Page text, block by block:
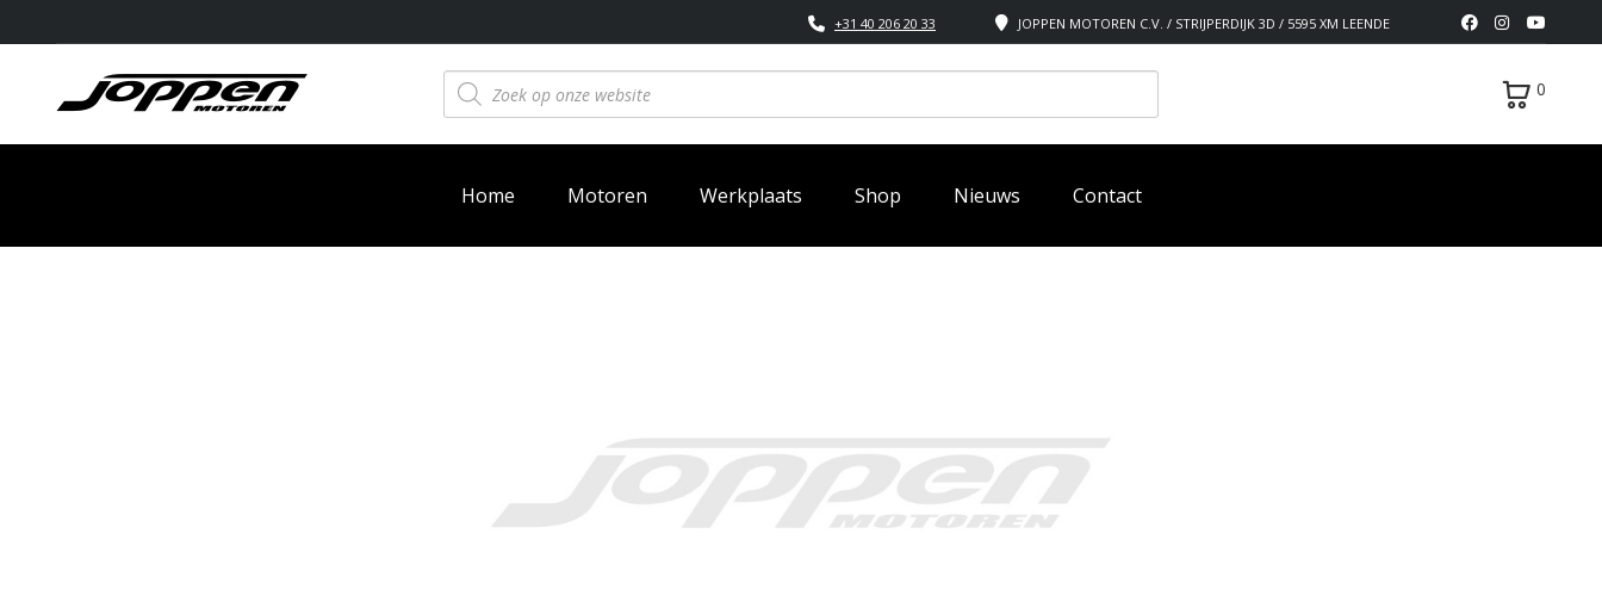
JOPPEN MOTOREN C.V. / STRIJPERDIJK 3D / 5595 XM LEENDE
+31 40 206 20 33
Producten
zoeken 0
Home Motoren Werkplaats Shop Nieuws Contact